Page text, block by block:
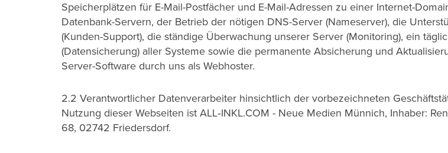
Speicherplätzen für E-Mail-Postfächer und E-Mail-Adressen zu einer Internet-
Datenbank-Servern, der Betrieb der nötigen DNS-Server (Nameserver), die
(Kunden-Support), die ständige Überwachung unserer Server (Monitoring), ein
(Datensicherung) aller Systeme sowie die permanente Absicherung und
Server-Software durch uns als Webhoster.
2.2 Verantwortlicher Datenverarbeiter hinsichtlich der vorbezeichneten
Nutzung dieser Webseiten ist ALL‑INKL.COM - Neue Medien Münnich, Inhaber:
68, 02742 Friedersdorf.